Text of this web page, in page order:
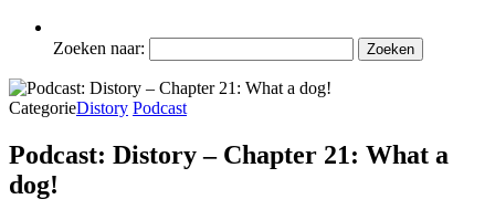
Zoeken naar:
CategorieDistory Podcast
Podcast: Distory – Chapter 21: What a
dog!